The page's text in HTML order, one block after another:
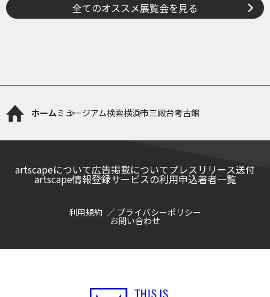
全てのオススメ展覧会を見る
ホームミュージアム検索横浜市三殿台考古館
artscapeについて広告掲載についてプレスリリース送付
artscape情報登録サービスの利用申込著者一覧
利用規約 プライバシーポリシー
お問い合わせ